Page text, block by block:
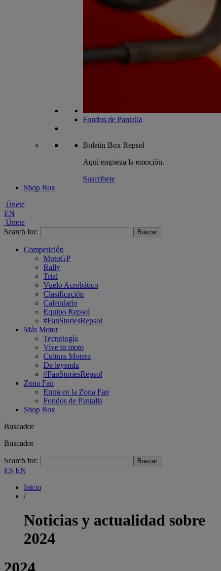
Fondos de Pantalla
Boletín Box Repsol
Aquí empieza la emoción.
Suscríbete
Shop Box
Únete
EN
Únete
Search for:
Competición
MotoGP
Rally
Trial
Vuelo Acrobático
Clasificación
Calendario
Equipo Repsol
#FanStoriesRepsol
Más Motor
Tecnología
Vive tu moto
Cultura Motera
De leyenda
#FanStoriesRepsol
Zona Fan
Entra en la Zona Fan
Fondos de Pantalla
Shop Box
Buscador
Buscador
Search for:
ES EN
Inicio
/
Noticias y actualidad sobre
2024